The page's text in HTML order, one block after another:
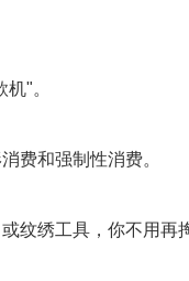
"。
费和强制性消费。
纹绣工具，你不用再